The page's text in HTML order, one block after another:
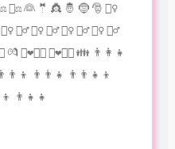
👰 🤵 👸 🤴 🤶 🎅 🧙‍♀️
🙋‍♂️ 🤦‍♀️ 🤦‍♂️ 🤷‍♀️ 🤷‍♂️ 🙎‍♀️ 🙎‍♂️
💏 👩‍❤️‍💋‍👩 👨‍❤️‍💋‍👨 👪 👨‍👩‍👧
👨‍👨‍👧 👨‍👨‍👧‍👦
👨‍👧‍👧